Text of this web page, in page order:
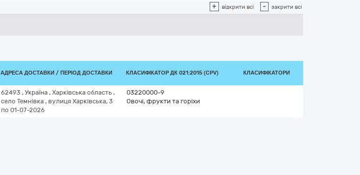
+ відкрити всі - закрити всі
АДРЕСА ДОСТАВКИ / ПЕРІОД ДОСТАВКИ КЛАСИФІКАТОР ДК 021:2015 (CPV) КЛАСИФІКАТОРИ
62493 , Україна , Харківська область ,
село Темнівка , вулиця Харківська, 3
по 01-07-2026
03220000-9
Овочі, фрукти та горіхи